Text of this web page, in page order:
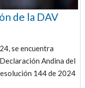
de la DAV
se encuentra
Andina del
144 de 2024